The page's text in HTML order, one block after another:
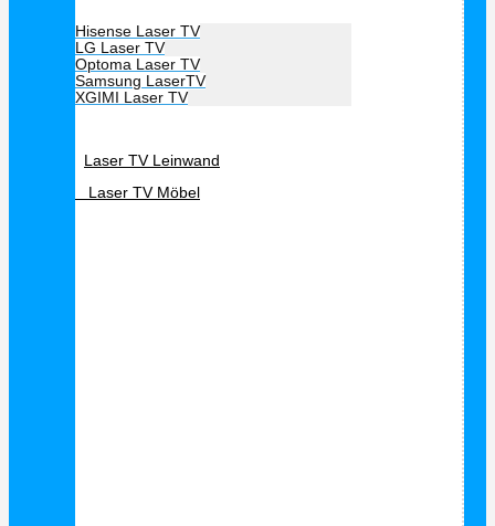
Hisense Laser TV
LG Laser TV
Optoma Laser TV
Samsung LaserTV
XGIMI Laser TV
Laser TV Leinwand
Laser TV Möbel